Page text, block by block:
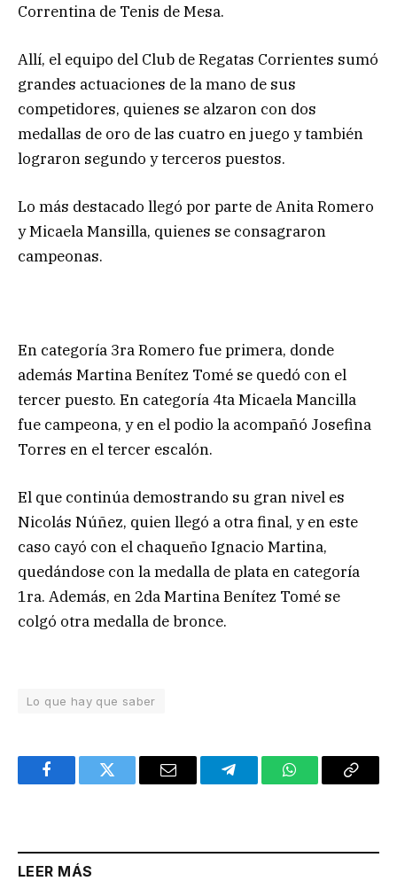
Correntina de Tenis de Mesa.
Allí, el equipo del Club de Regatas Corrientes sumó
grandes actuaciones de la mano de sus
competidores, quienes se alzaron con dos
medallas de oro de las cuatro en juego y también
lograron segundo y terceros puestos.
Lo más destacado llegó por parte de Anita Romero
y Micaela Mansilla, quienes se consagraron
campeonas.
En categoría 3ra Romero fue primera, donde
además Martina Benítez Tomé se quedó con el
tercer puesto. En categoría 4ta Micaela Mancilla
fue campeona, y en el podio la acompañó Josefina
Torres en el tercer escalón.
El que continúa demostrando su gran nivel es
Nicolás Núñez, quien llegó a otra final, y en este
caso cayó con el chaqueño Ignacio Martina,
quedándose con la medalla de plata en categoría
1ra. Además, en 2da Martina Benítez Tomé se
colgó otra medalla de bronce.
Lo que hay que saber
FacebookTwitter Email TelegramWhatsAppCopy
LEER MÁS